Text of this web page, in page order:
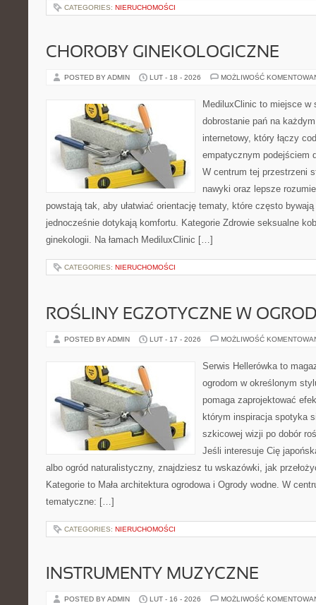
CATEGORIES: NIERUCHOMOŚCI
CHOROBY GINEKOLOGICZNE
POSTED BY ADMIN LUT - 18 - 2026 MOŻLIWOŚĆ
MediluxClinic to miejsce
dobrostanie pań na
internetowy, który łączy
empatycznym podejściem
W centrum tej przestrzeni
nawyki oraz lepsze
powstają tak, aby ułatwiać orientację tematy, które często bywają
jednocześnie dotykają komfortu. Kategorie Zdrowie seksualne
ginekologii. Na łamach MediluxClinic […]
CATEGORIES: NIERUCHOMOŚCI
ROŚLINY EGZOTYCZNE W
POSTED BY ADMIN LUT - 17 - 2026 MOŻLIWOŚĆ
Serwis Hellerówka to
ogrodom w określonym
pomaga zaprojektować
którym inspiracja spotyka
szkicowej wizji po dobór
Jeśli interesuje Cię
albo ogród naturalistyczny, znajdziesz tu wskazówki, jak
Kategorie to Mała architektura ogrodowa i Ogrody wodne. W
tematyczne: […]
CATEGORIES: NIERUCHOMOŚCI
INSTRUMENTY MUZYCZNE
POSTED BY ADMIN LUT - 16 - 2026 MOŻLIWOŚĆ